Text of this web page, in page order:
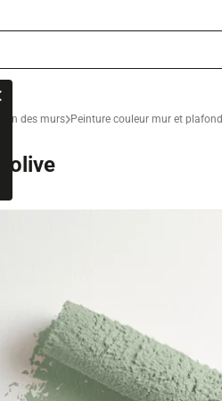
des murs Peinture couleur mur et plafond
olive